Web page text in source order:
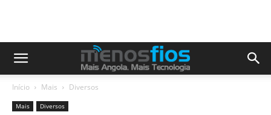
Início Mais Diversos
Mais Diversos